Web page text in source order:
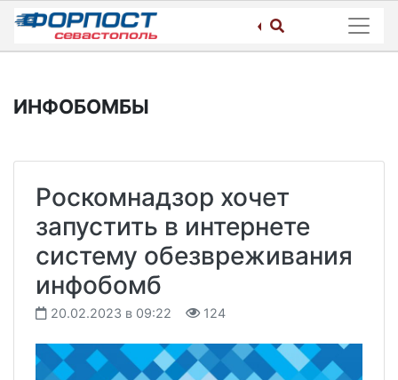
Skip
content
ИНФОБОМБЫ
Роскомнадзор хочет
запустить в интернете
систему обезвреживания
инфобомб
20.02.2023 в 09:22 124